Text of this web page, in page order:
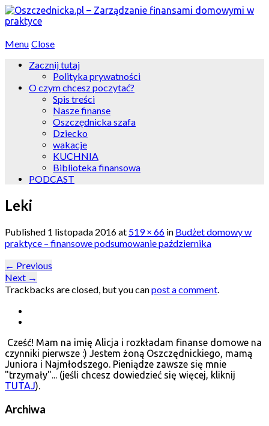
Menu Close
Zacznij tutaj
Polityka prywatności
O czym chcesz poczytać?
Spis treści
Nasze finanse
Oszczędnicka szafa
Dziecko
wakacje
KUCHNIA
Biblioteka finansowa
PODCAST
Leki
Published 1 listopada 2016at 519 × 66 in Budżet domowy w
praktyce – finansowe podsumowanie października
← Previous
Next →
Trackbacks are closed, but you canpost a comment
Cześć! Mam na imię Alicja i rozkładam finanse domowe na
czynniki pierwsze :) Jestem żoną Oszczędnickiego, mamą
Juniora i Najmłodszego. Pieniądze zawsze się mnie
"trzymały"... (jeśli chcesz dowiedzieć się więcej, kliknij
TUTAJ).
Archiwa